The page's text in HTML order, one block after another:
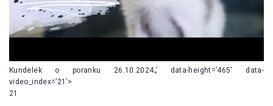
Kundelek o poranku 26.10.2024„’ data-height=’465′ data-
video_index=’21’>
21